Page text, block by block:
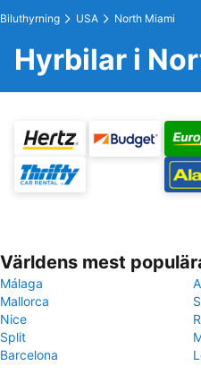
Biluthyrning USA North Miami
Hyrbilar i
Världens mest
Málaga
Mallorca
Nice
Split
Barcelona